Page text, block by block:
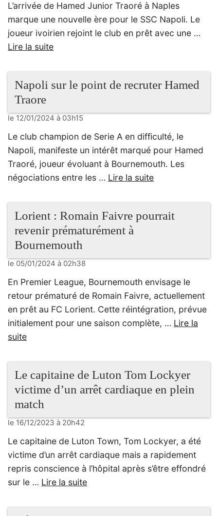
L’arrivée de Hamed Junior Traoré à Naples
marque une nouvelle ère pour le SSC Napoli. Le
joueur ivoirien rejoint le club en prêt avec une …
Lire la suite
Napoli sur le point de recruter Hamed
Traore
le 12/01/2024 à 03h15
Le club champion de Serie A en difficulté, le
Napoli, manifeste un intérêt marqué pour Hamed
Traoré, joueur évoluant à Bournemouth. Les
négociations entre les … Lire la suite
Lorient : Romain Faivre pourrait
revenir prématurément à
Bournemouth
le 05/01/2024 à 02h38
En Premier League, Bournemouth envisage le
retour prématuré de Romain Faivre, actuellement
en prêt au FC Lorient. Cette réintégration, prévue
initialement pour une saison complète, … Lire la
suite
Le capitaine de Luton Tom Lockyer
victime d’un arrêt cardiaque en plein
match
le 16/12/2023 à 20h42
Le capitaine de Luton Town, Tom Lockyer, a été
victime d’un arrêt cardiaque mais a rapidement
repris conscience à l’hôpital après s’être effondré
sur le … Lire la suite